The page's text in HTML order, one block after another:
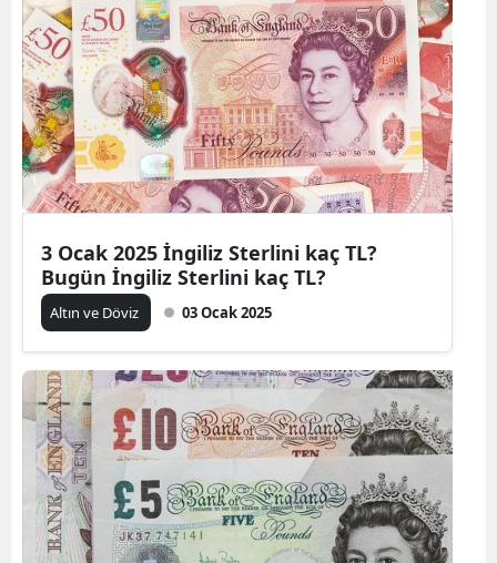
3 Ocak 2025 İngiliz Sterlini kaç TL?
Bugün İngiliz Sterlini kaç TL?
Altın ve Döviz 03 Ocak 2025